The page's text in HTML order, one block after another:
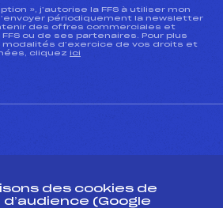
», j’autorise la FFS à utiliser mon
périodiquement la newsletter
des offres commerciales et
ou de ses partenaires. Pour plus
modalités d’exercice de vos droits et
cliquez ici
des cookies de
(Google